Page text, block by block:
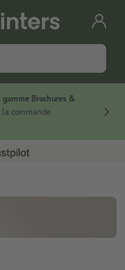
gamme Brochures &
commande.